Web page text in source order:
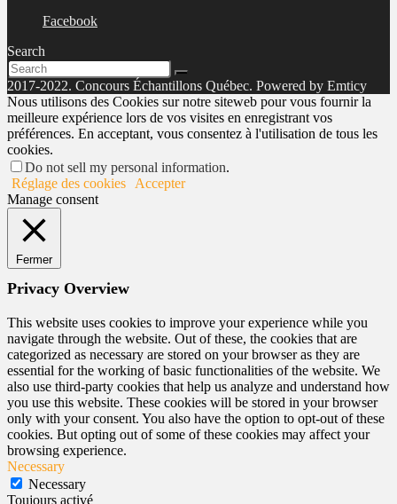
Facebook
Search
2017-2022. Concours Échantillons Québec. Powered by Emticy
Nous utilisons des Cookies sur notre siteweb pour vous fournir la
meilleure expérience lors de vos visites en enregistrant vos
préférences. En acceptant, vous consentez à l'utilisation de tous les
cookies.
Do not sell my personal information.
Réglage des cookies
Accepter
Manage consent
Fermer
Privacy Overview
This website uses cookies to improve your experience while you
navigate through the website. Out of these, the cookies that are
categorized as necessary are stored on your browser as they are
essential for the working of basic functionalities of the website. We
also use third-party cookies that help us analyze and understand how
you use this website. These cookies will be stored in your browser
only with your consent. You also have the option to opt-out of these
cookies. But opting out of some of these cookies may affect your
browsing experience.
Necessary
Necessary
Toujours activé